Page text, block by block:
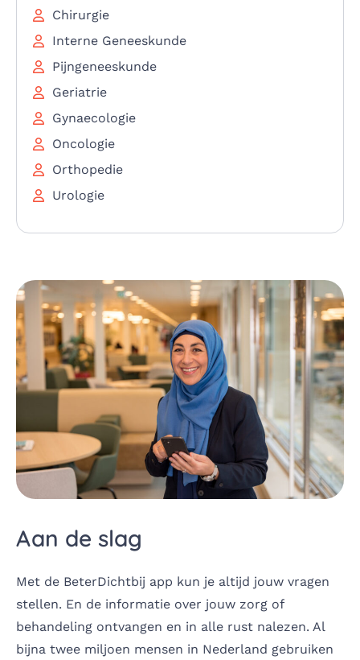
Chirurgie
Interne Geneeskunde
Pijngeneeskunde
Geriatrie
Gynaecologie
Oncologie
Orthopedie
Urologie
Aan de slag
Met de BeterDichtbij app kun je altijd jouw vragen
stellen. En de informatie over jouw zorg of
behandeling ontvangen en in alle rust nalezen. Al
bijna twee miljoen mensen in Nederland gebruiken